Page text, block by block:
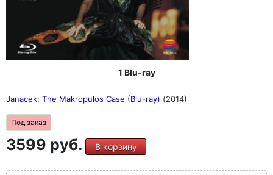
1 Blu-ray
Janacek: The Makropulos Case (Blu-ray) (2014)
Под заказ
3599 руб. В корзину